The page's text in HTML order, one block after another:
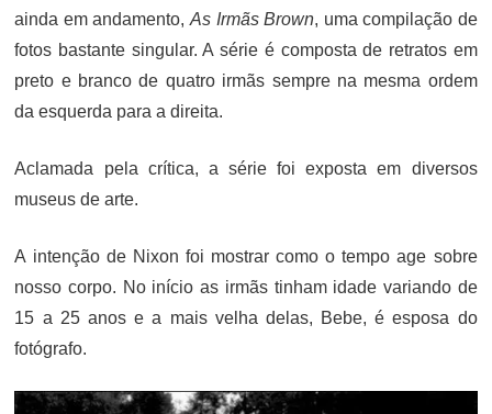
ainda em andamento, As Irmãs Brown, uma compilação de
fotos bastante singular. A série é composta de retratos em
preto e branco de quatro irmãs sempre na mesma ordem
da esquerda para a direita.
Aclamada pela crítica, a série foi exposta em diversos
museus de arte.
A intenção de Nixon foi mostrar como o tempo age sobre
nosso corpo. No início as irmãs tinham idade variando de
15 a 25 anos e a mais velha delas, Bebe, é esposa do
fotógrafo.